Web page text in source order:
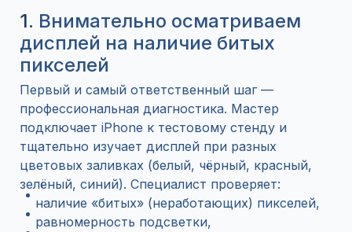
1. Внимательно осматриваем
дисплей на наличие битых
пикселей
Первый и самый ответственный шаг —
профессиональная диагностика. Мастер
подключает iPhone к тестовому стенду и
тщательно изучает дисплей при разных
цветовых заливках (белый, чёрный, красный,
зелёный, синий). Специалист проверяет:
наличие «битых» (неработающих) пикселей,
равномерность подсветки,